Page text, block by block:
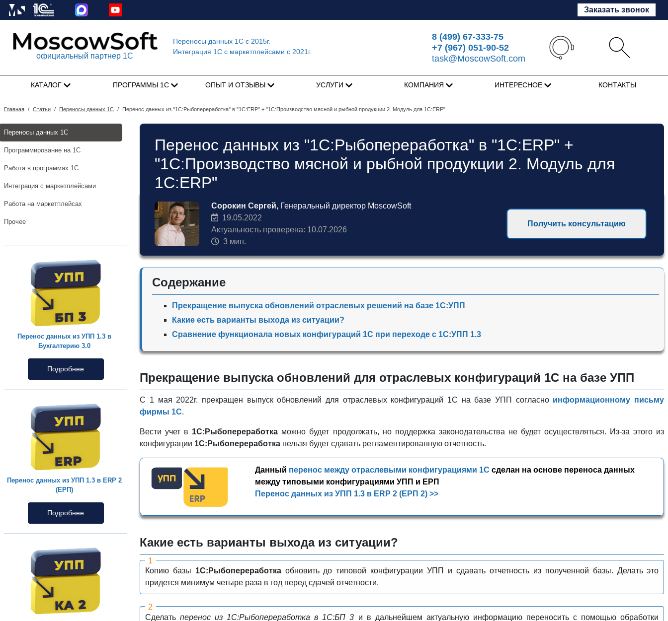
Заказать звонок
официальный партнер 1С
Переносы данных 1Сс 2015г.
Интеграция 1C с маркетплейсами с 2021г.
8 (499) 67-333-75
+7 (967) 051-90-52
task@MoscowSoft.com
КАТАЛОГ ПРОГРАММЫ 1С ОПЫТ И ОТЗЫВЫ УСЛУГИ КОМПАНИЯ ИНТЕРЕСНОЕ КОНТАКТЫ
Главная / Статьи / Переносы данных 1С / Перенос данных из "1С:Рыбопереработка" в "1С:ERP" + "1С:Производство мясной и рыбной продукции 2. Модуль для 1C:ERP"
Переносы данных 1С
Программирование на 1С
Работа в программах 1С
Интеграция с маркетплейсами
Работа на маркетплейсах
Прочее
Перенос данных из УПП 1.3 в
Бухгалтерию 3.0
Подробнее
Перенос данных из УПП 1.3 в ERP 2
(ЕРП)
Подробнее
Перенос данных из "1С:Рыбопереработка" в "1С:ERP" +
"1С:Производство мясной и рыбной продукции 2. Модуль для
1C:ERP"
Сорокин Сергей, Генеральный директор MoscowSoft
19.05.2022
Актуальность проверена: 10.07.2026
3 мин.
Получить консультацию
Содержание
Прекращение выпуска обновлений отраслевых решений на базе 1С:УПП
Какие есть варианты выхода из ситуации?
Сравнение функционала новых конфигураций 1С при переходе с 1С:УПП 1.3
Прекращение выпуска обновлений для отраслевых конфигураций 1С на базе УПП
С 1 мая 2022г. прекращен выпуск обновлений для отраслевых конфигураций 1С на базе УПП согласно информационному письму
фирмы 1С.
Вести учет в 1С:Рыбопереработка можно будет продолжать, но поддержка законодательства не будет осуществляться. Из-за этого из
конфигурации 1С:Рыбопереработка нельзя будет сдавать регламентированную отчетность.
Данный перенос между отраслевыми конфигурациями 1С сделан на основе переноса данных
между типовыми конфигурациями УПП и ЕРП
Перенос данных из УПП 1.3 в ERP 2 (ЕРП 2) >>
Какие есть варианты выхода из ситуации?
Копию базы 1С:Рыбопереработкаобновить до типовой конфигурации УПП и сдавать отчетность из полученной базы. Делать это
придется минимум четыре раза в год перед сдачей отчетности.
Сделать перенос из 1С:Рыбопереработка в 1C:БП 3 и в дальнейшем актуальную информацию переносить с помощью обработки